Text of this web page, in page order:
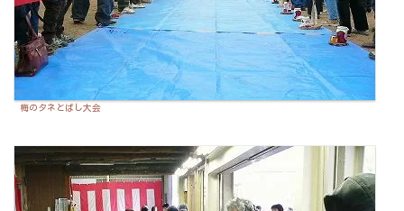
梅のタネとばし大会